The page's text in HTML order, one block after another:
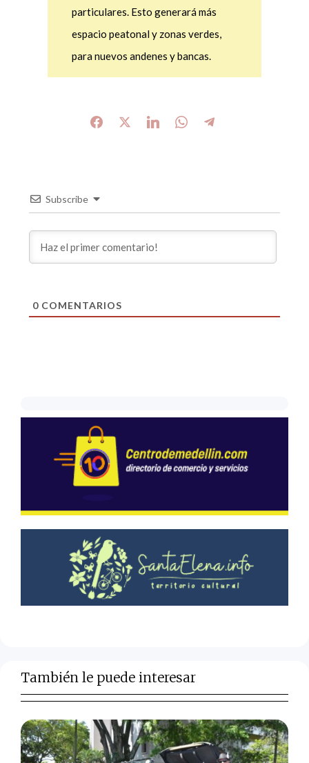
particulares. Esto generará más
espacio peatonal y zonas verdes,
para nuevos andenes y bancas.
Subscribe
0COMENTARIOS
También le puede interesar